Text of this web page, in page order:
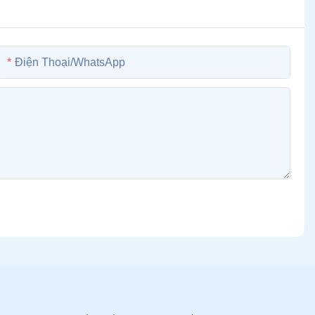
Điện Thoại/whatsApp